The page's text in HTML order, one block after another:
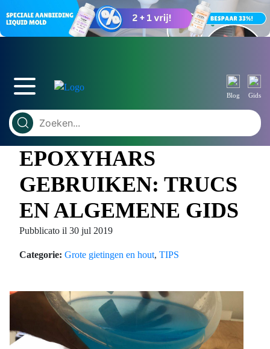
Blog Gids
EPOXYHARS
GEBRUIKEN: TRUCS
EN ALGEMENE GIDS
Pubblicato il 30 jul 2019
Categorie: Grote gietingen en hout, TIPS